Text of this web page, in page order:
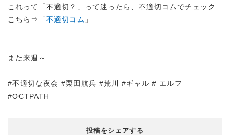
これって「不適切？」って迷ったら、不適切コムでチェック
こちら⇒「不適切コム 」
また来週～
#不適切な夜会 #栗田航兵 #荒川 #ギャル # エルフ
#OCTPATH
投稿をシェアする